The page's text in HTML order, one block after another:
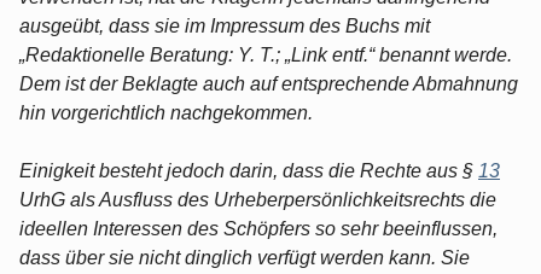
ausgeübt, dass sie im Impressum des Buchs mit
„Redaktionelle Beratung: Y. T.; „Link entf.“ benannt werde.
Dem ist der Beklagte auch auf entsprechende Abmahnung
hin vorgerichtlich nachgekommen.
Einigkeit besteht jedoch darin, dass die Rechte aus § 13
UrhG als Ausfluss des Urheberpersönlichkeitsrechts die
ideellen Interessen des Schöpfers so sehr beeinflussen,
dass über sie nicht dinglich verfügt werden kann. Sie